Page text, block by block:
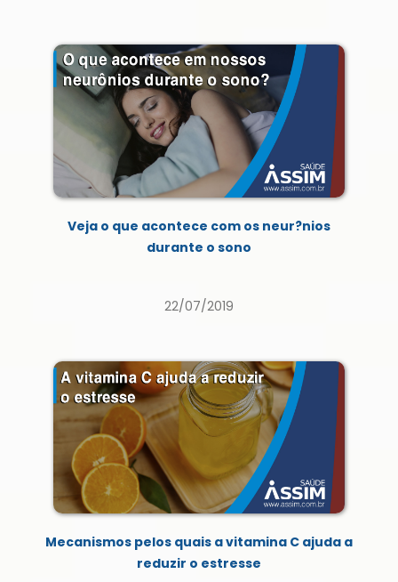
Veja o que acontece com os neur?nios
durante o sono
22/07/2019
Mecanismos pelos quais a vitamina C ajuda a
reduzir o estresse